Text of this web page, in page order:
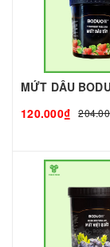
120.000₫